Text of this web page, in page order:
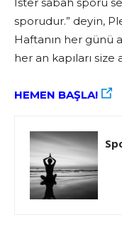
sporudur.” deyin,
Haftanın her günü
her an kapıları size
HEMEN BAŞLA!